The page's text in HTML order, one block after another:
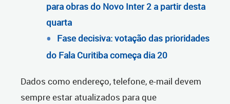
para obras do Novo Inter 2 a partir desta
quarta
Fase decisiva: votação das prioridades
do Fala Curitiba começa dia 20
Dados como endereço, telefone, e-mail devem
sempre estar atualizados para que